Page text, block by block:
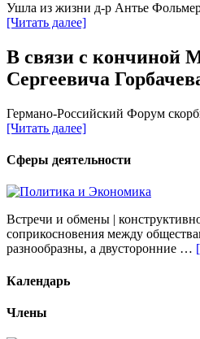
Ушла из жизни д-р Антье
[Читать далее]
В связи с кончиной
Сергеевича
Германо-Российский Форум
[Читать далее]
Сферы деятельности
Встречи и обмены |
соприкосновения между
разнообразны, а двусторонние …
Календарь
Члены